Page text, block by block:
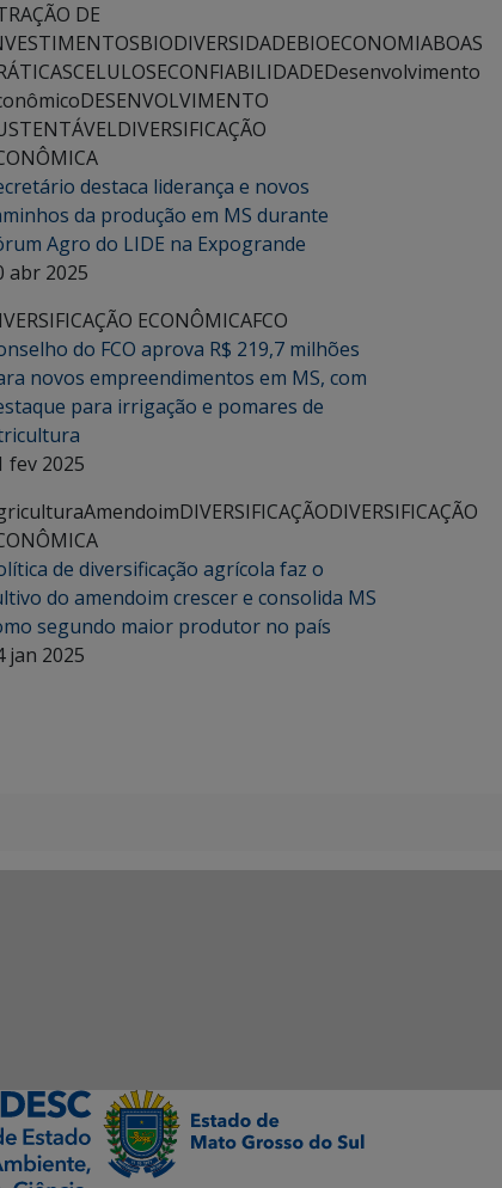
DE
BIODIVERSIDADEBIOECONOMIABOAS
CELULOSECONFIABILIDADEDesenvolvimento
DESENVOLVIMENTO
DIVERSIFICAÇÃO
destaca liderança e novos
da produção em MS durante
Agro do LIDE na Expogrande
abr 2025
ECONÔMICAFCO
do FCO aprova R$ 219,7 milhões
novos empreendimentos em MS, com
para irrigação e pomares de
fev 2025
AmendoimDIVERSIFICAÇÃODIVERSIFICAÇÃO
de diversificação agrícola faz o
do amendoim crescer e consolida MS
segundo maior produtor no país
jan 2025